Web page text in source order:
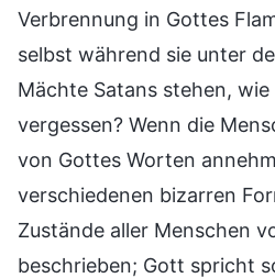
Verbrennung in Gottes
selbst während sie unter
Mächte Satans stehen,
vergessen? Wenn die
von Gottes Worten
verschiedenen bizarren
Zustände aller Menschen
beschrieben; Gott spricht